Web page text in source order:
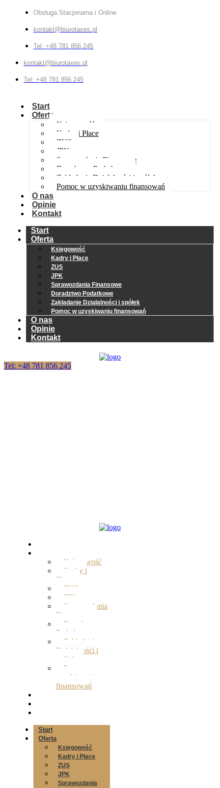
Obsługa Stacjonarna i Online
kontakt@biurotaxes.pl
Tel: +48 781 856 245
kontakt@biurotaxes.pl
Tel: +48 781 856 245
Start
Oferta
Księgowość
Kadry i Płace
ZUS
JPK
Sprawozdania Finansowe
Doradztwo Podatkowe
Zakładanie Działalności i spółek
Pomoc w uzyskiwaniu finansowań
O nas
Opinie
Kontakt
Start
Oferta
Księgowość
Kadry i Płace
ZUS
JPK
Sprawozdania Finansowe
Doradztwo Podatkowe
Zakładanie Działalności i spółek
Pomoc w uzyskiwaniu finansowań
O nas
Opinie
Kontakt
Tel: +48 781 856 245
Księgowość
Kadry i
Płace
ZUS
JPK
Sprawozdania
Finansowe
Doradztwo
Podatkowe
Zakładanie
Działalności i
spółek
Pomoc w
uzyskiwaniu
finansowań
Start
Oferta
Księgowość
Kadry i Płace
ZUS
JPK
Sprawozdania